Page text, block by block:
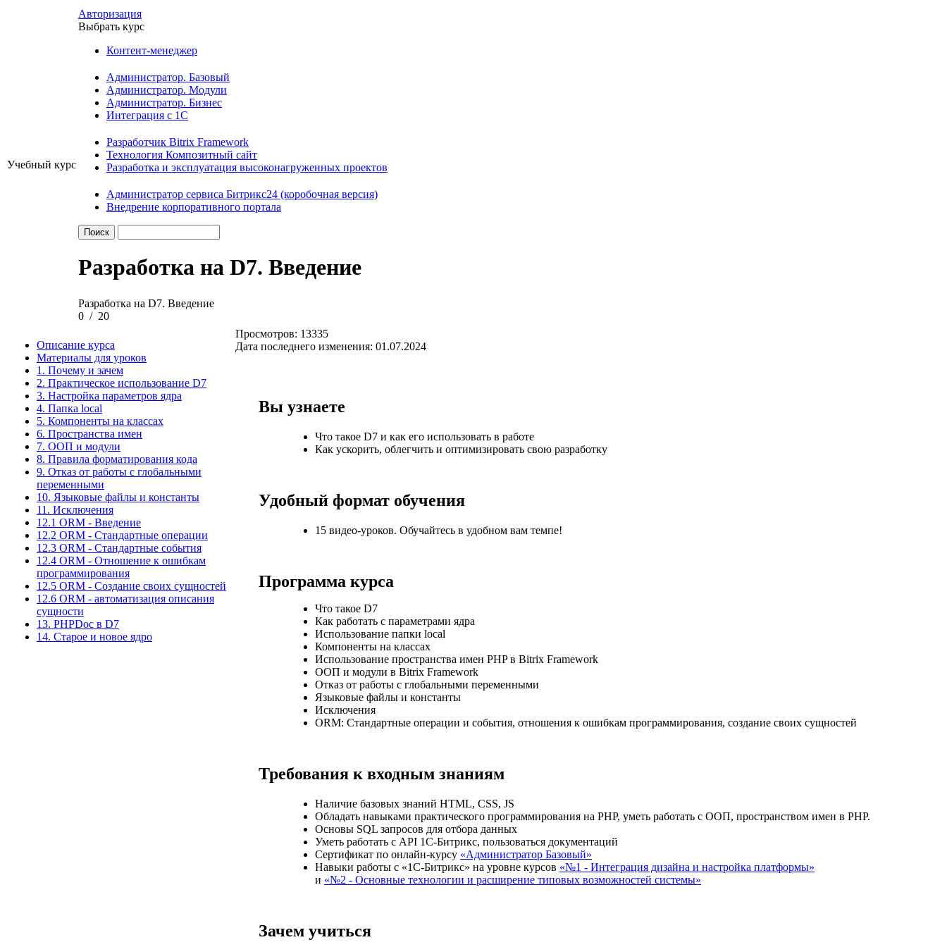
Учебный курс
Авторизация
Выбрать курс
Контент-менеджер
Администратор. Базовый
Администратор. Модули
Администратор. Бизнес
Интеграция с 1С
Разработчик Bitrix Framework
Технология Композитный сайт
Разработка и эксплуатация высоконагруженных проектов
Администратор сервиса Битрикс24 (коробочная версия)
Внедрение корпоративного портала
Разработка на D7. Введение
Разработка на D7. Введение
0 / 20
Описание курса
Материалы для уроков
1. Почему и зачем
2. Практическое использование D7
3. Настройка параметров ядра
4. Папка local
5. Компоненты на классах
6. Пространства имен
7. ООП и модули
8. Правила форматирования кода
9. Отказ от работы с глобальными
переменными
10. Языковые файлы и константы
11. Исключения
12.1 ORM - Введение
12.2 ORM - Стандартные операции
12.3 ORM - Стандартные события
12.4 ORM - Отношение к ошибкам
программирования
12.5 ORM - Создание своих сущностей
12.6 ORM - автоматизация описания
сущности
13. PHPDoc в D7
14. Старое и новое ядро
Просмотров: 13335
Дата последнего изменения: 01.07.2024
Вы узнаете
Что такое D7 и как его использовать в работе
Как ускорить, облегчить и оптимизировать свою разработку
Удобный формат обучения
15 видео-уроков. Обучайтесь в удобном вам темпе!
Программа курса
Что такое D7
Как работать с параметрами ядра
Использование папки local
Компоненты на классах
Использование пространства имен PHP в Bitrix Framework
ООП и модули в Bitrix Framework
Отказ от работы с глобальными переменными
Языковые файлы и константы
Исключения
ORM: Стандартные операции и события, отношения к ошибкам программирования, создание своих сущностей
Требования к входным знаниям
Наличие базовых знаний HTML, CSS, JS
Обладать навыками практического программирования на PHP, уметь работать с ООП, пространством имен в PHP.
Основы SQL запросов для отбора данных
Уметь работать с API 1С-Битрикс, пользоваться документаций
Сертификат по онлайн-курсу «Администратор Базовый»
Навыки работы с «1С-Битрикс» на уровне курсов «№1 - Интеграция дизайна и настройка платформы»
и «№2 - Основные технологии и расширение типовых возможностей системы»
Зачем учиться